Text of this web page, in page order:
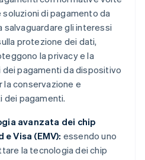
di pagamento da
gli interessi
protezione dei dati,
la privacy e la
pagamenti da dispositivo
la conservazione e
dei pagamenti.
avanzata dei chip
Visa (EMV): essendo uno
la tecnologia dei chip